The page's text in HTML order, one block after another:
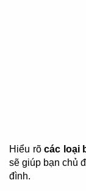
Hiểu rõcác loại
sẽ giúp bạn chủ
đình.